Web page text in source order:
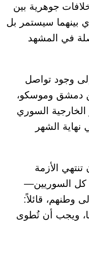
جوهرية بين
بينهما سيستمر بل
في المشهد
وجود تواصل
دمشق وموسكو،
الخارجية السوري
الشهر
الأزمة
كل السوريين—
وطنهم، قائلاً:
ويجب أن تُطوى